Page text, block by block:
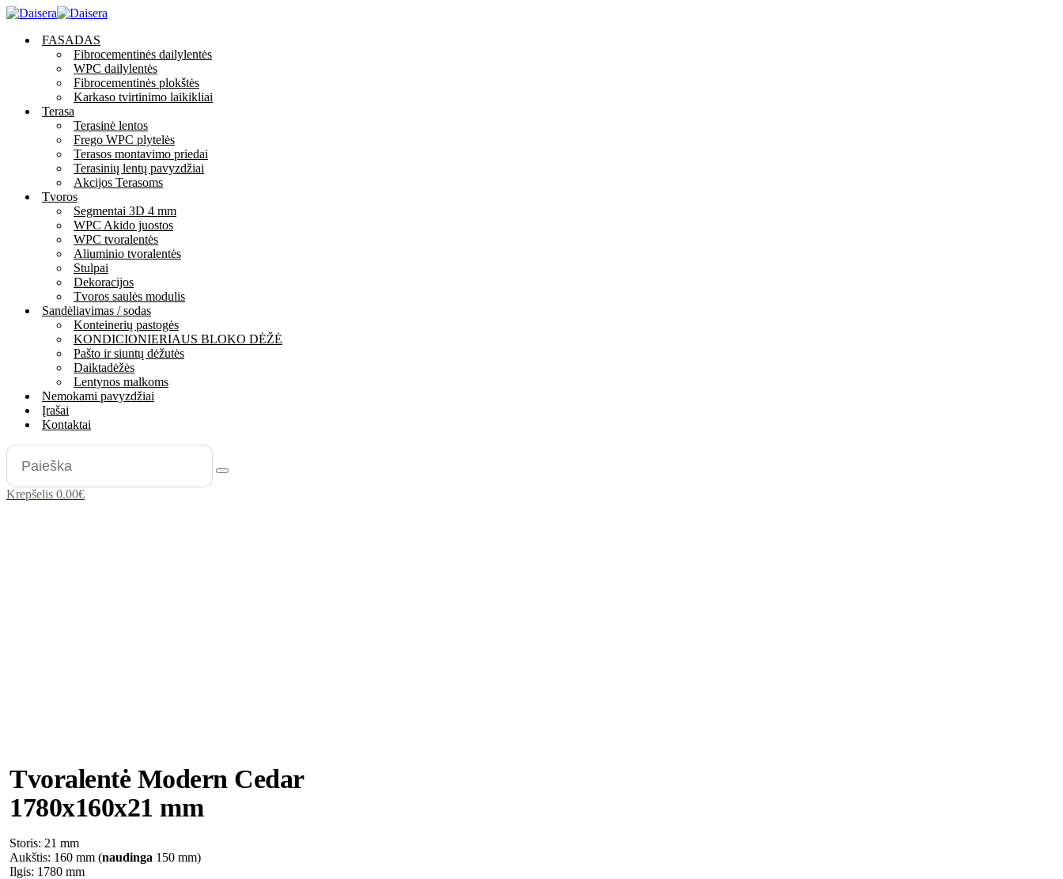
FASADAS
Fibrocementinės dailylentės
WPC dailylentės
Fibrocementinės plokštės
Karkaso tvirtinimo laikikliai
Terasa
Terasinė lentos
Frego WPC plytelės
Terasos montavimo priedai
Terasinių lentų pavyzdžiai
Akcijos Terasoms
Tvoros
Segmentai 3D 4 mm
WPC Akido juostos
WPC tvoralentės
Aliuminio tvoralentės
Stulpai
Dekoracijos
Tvoros saulės modulis
Sandėliavimas / sodas
Konteinerių pastogės
KONDICIONIERIAUS BLOKO DĖŽĖ
Pašto ir siuntų dėžutės
Daiktadėžės
Lentynos malkoms
Nemokami pavyzdžiai
Įrašai
Kontaktai
Krepšelis 0.00€
Tvoralentė Modern Cedar
1780x160x21 mm
Storis: 21 mm
Aukštis: 160 mm (naudinga 150 mm)
Ilgis: 1780 mm